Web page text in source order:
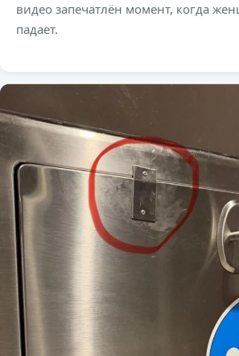
видео запечатлён момент, когда
падает.